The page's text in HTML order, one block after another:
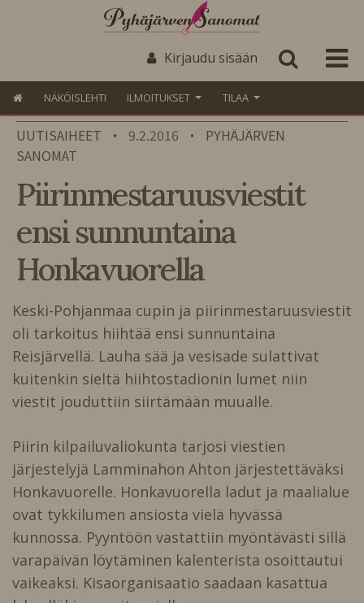
Kirjaudu sisään
NÄKÖISLEHTI ILMOITUKSET TILAA
UUTISAIHEET • 9.2.2016 •
PYHÄJÄRVEN
SANOMAT
Piirinmestaruusviestit
ensi sunnuntaina
Honkavuorella
Keski-Pohjanmaa cupin ja piirinmestaruusviestit
oli tarkoitus hiihtää ensi sunnuntaina
Reisjärvellä. Lauha sää ja vesisade sulattivat
kuitenkin sieltä hiihtostadionin lumet niin
viestit jouduttiin siirtämään muualle.
Piirin kilpailuvaliokunta tarjosi viestien
järjestelyjä Lamminahon Ahton järjestettäväksi
Honkavuorelle. Honkavuorella ladut ja maalialue
ovat tykkilumen ansiosta vielä hyvässä
kunnossa. Pyyntöön vastattiin myöntävästi sillä
varapäivän löytäminen kalenterista osoittautui
vaikeaksi. Kisaorganisaatio saadaan kasattua